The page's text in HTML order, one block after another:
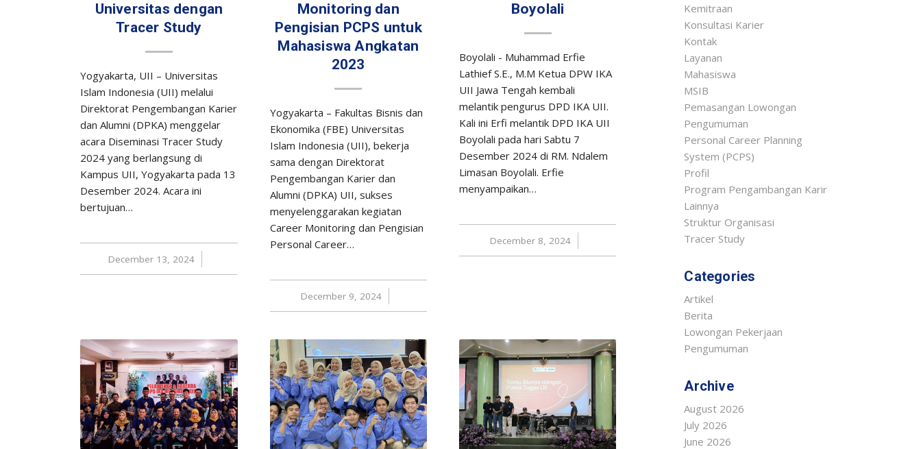
Universitas dengan
Tracer Study
Yogyakarta, UII – Universitas
Islam Indonesia (UII) melalui
Direktorat Pengembangan Karier
dan Alumni (DPKA) menggelar
acara Diseminasi Tracer Study
2024 yang berlangsung di
Kampus UII, Yogyakarta pada 13
Desember 2024. Acara ini
bertujuan…
December 13, 2024
/
Monitoring dan
Pengisian PCPS untuk
Mahasiswa Angkatan
2023
Yogyakarta – Fakultas Bisnis dan
Ekonomika (FBE) Universitas
Islam Indonesia (UII), bekerja
sama dengan Direktorat
Pengembangan Karier dan
Alumni (DPKA) UII, sukses
menyelenggarakan kegiatan
Career Monitoring dan Pengisian
Personal Career…
December 9, 2024
/
Boyolali
Boyolali - Muhammad Erfie
Lathief S.E., M.M Ketua DPW IKA
UII Jawa Tengah kembali
melantik pengurus DPD IKA UII.
Kali ini Erfi melantik DPD IKA UII
Boyolali pada hari Sabtu 7
Desember 2024 di RM. Ndalem
Limasan Boyolali. Erfie
menyampaikan…
December 8, 2024
/
Kemitraan
Konsultasi Karier
Kontak
Layanan
Mahasiswa
MSIB
Pemasangan Lowongan
Pengumuman
Personal Career Planning
System (PCPS)
Profil
Program Pengambangan Karir
Lainnya
Struktur Organisasi
Tracer Study
Categories
Artikel
Berita
Lowongan Pekerjaan
Pengumuman
Archive
August 2026
July 2026
June 2026